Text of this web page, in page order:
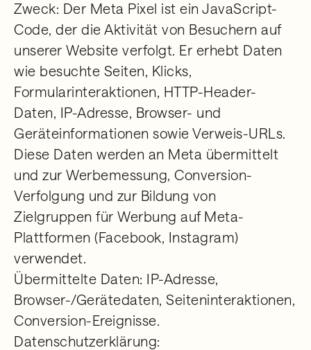
Zweck: Der Meta Pixel ist ein JavaScript-
Code, der die Aktivität von Besuchern auf
unserer Website verfolgt. Er erhebt Daten
wie besuchte Seiten, Klicks,
Formularinteraktionen, HTTP-Header-
Daten, IP-Adresse, Browser- und
Geräteinformationen sowie Verweis-URLs.
Diese Daten werden an Meta übermittelt
und zur Werbemessung, Conversion-
Verfolgung und zur Bildung von
Zielgruppen für Werbung auf Meta-
Plattformen (Facebook, Instagram)
verwendet.
Übermittelte Daten: IP-Adresse,
Browser-/Gerätedaten, Seiteninteraktionen,
Conversion-Ereignisse.
Datenschutzerklärung: